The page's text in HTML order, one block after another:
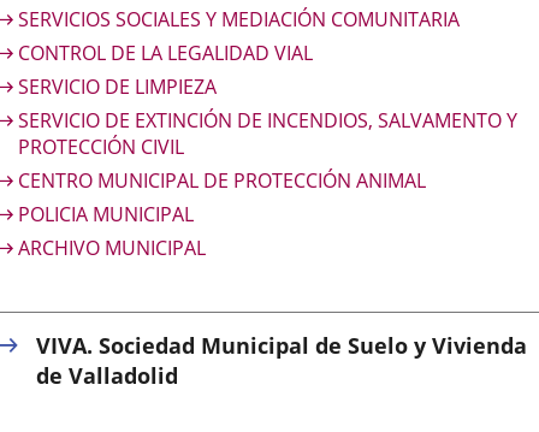
SERVICIOS SOCIALES Y MEDIACIÓN COMUNITARIA
CONTROL DE LA LEGALIDAD VIAL
SERVICIO DE LIMPIEZA
SERVICIO DE EXTINCIÓN DE INCENDIOS, SALVAMENTO Y
PROTECCIÓN CIVIL
CENTRO MUNICIPAL DE PROTECCIÓN ANIMAL
POLICIA MUNICIPAL
ARCHIVO MUNICIPAL
VIVA. Sociedad Municipal de Suelo y Vivienda
de Valladolid